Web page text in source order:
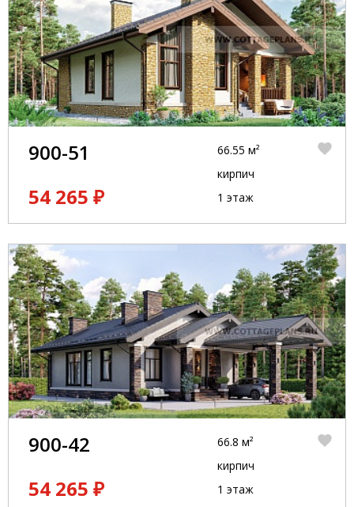
900-51
54 265 ₽
66.55 м²
кирпич
1 этаж
900-42
54 265 ₽
66.8 м²
кирпич
1 этаж